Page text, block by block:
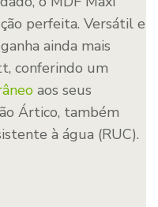
perfeita. Versátil e
ainda mais
conferindo um
aos seus
Ártico, também
à água (RUC).